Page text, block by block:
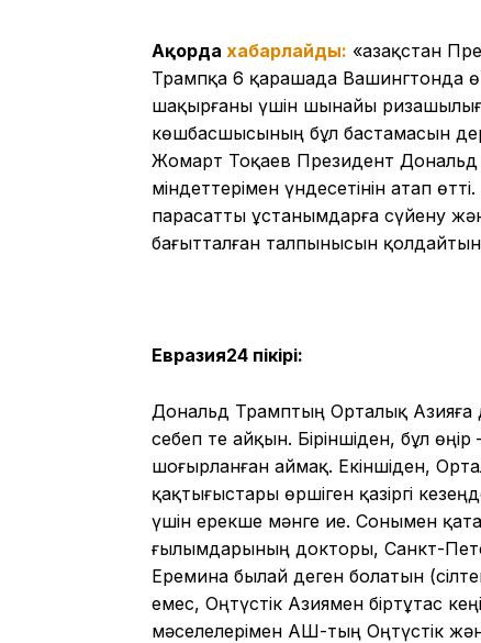
Ақорда хабарлайды: «Қазақстан
Трампқа 6 қарашада Вашингтонда
шақырғаны үшін шынайы
көшбасшысының бұл бастамасын
Жомарт Тоқаев Президент Дональд
міндеттерімен үндесетінін атап
парасатты ұстанымдарға сүйену
бағытталған талпынысын
Евразия24 пікірі:
Дональд Трамптың Орталық Азияға
себеп те айқын. Біріншіден, бұл
шоғырланған аймақ. Екіншіден,
қақтығыстары өршіген қазіргі
үшін ерекше мәнге ие. Сонымен
ғылымдарының докторы, Санкт-
Еремина былай деген болатын
емес, Оңтүстік Азиямен біртұтас
мәселелерімен АҚШ-тың Оңтүстік